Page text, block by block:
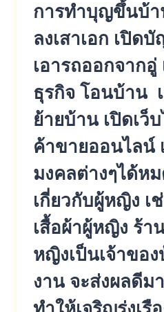
การทำบุญขึ้นบ้า
ลงเสาเอก เปิด
เอารถออกจาก
ธุรกิจ โอนบ้าน
ย้ายบ้าน เปิดเว็
ค้าขายออนไลน์
มงคลต่างๆได้ห
เกี่ยวกับผู้หญิง เ
เสื้อผ้าผู้หญิง ร้า
หญิงเป็นเจ้าของ
งาน จะส่งผลดีม